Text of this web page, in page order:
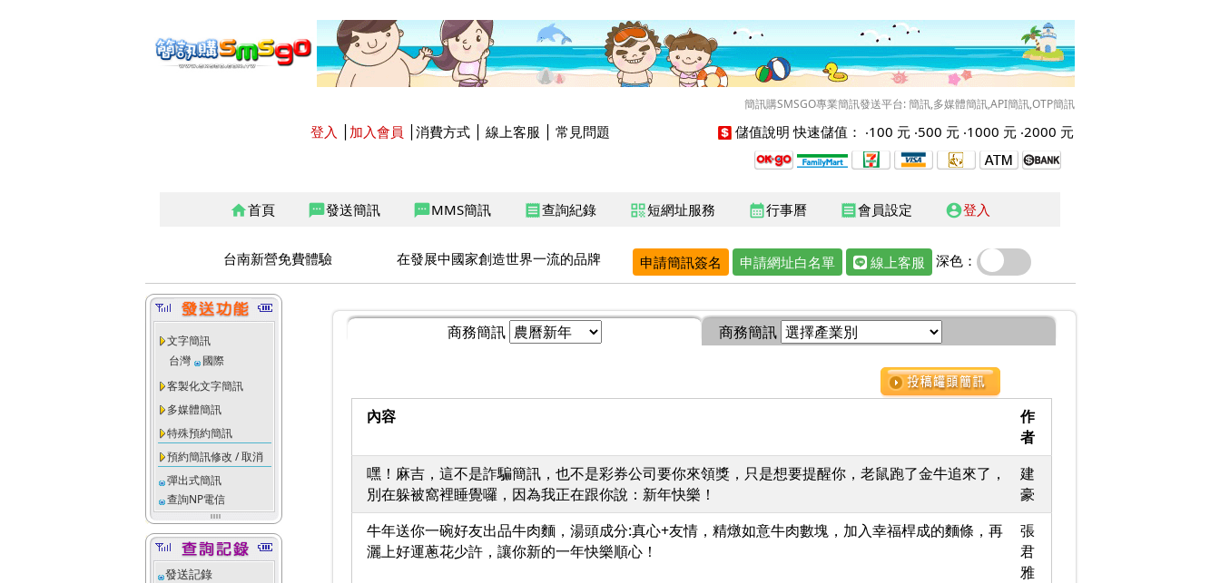
簡訊購SMSGO專業簡訊發送平台: 簡訊,多媒體簡訊,API簡訊,OTP簡訊
登入 加入會員 消費方式 線上客服 常見問題 儲值說明 快速儲值： ‧100 元 ‧500 元 ‧1000 元 ‧2000 元
home首頁 sms發送簡訊 smsMMS簡訊 receipt 查詢紀錄 qr_code短網址服務 calendar_month行事曆 receipt 會員設定 account_circle登入
台南新營免費體驗 在發展中國家創造世界一流的品牌 申請簡訊簽名 申請網址白名單 線上客服 深色：
文字簡訊
台灣
國際
客製化文字簡訊
多媒體簡訊
特殊預約簡訊
預約簡訊修改 / 取消
彈出式簡訊
查詢NP電信
發送記錄
商務簡訊 商務簡訊
內容
作
者
嘿！麻吉，這不是詐騙簡訊，也不是彩券公司要你來領獎，只是想要提醒你，老鼠跑了金牛追來了，
別在躲被窩裡睡覺囉，因為我正在跟你說：新年快樂！
建
豪
牛年送你一碗好友出品牛肉麵，湯頭成分:真心+友情，精燉如意牛肉數塊，加入幸福桿成的麵條，再
灑上好運蔥花少許，讓你新的一年快樂順心！
張
君
雅